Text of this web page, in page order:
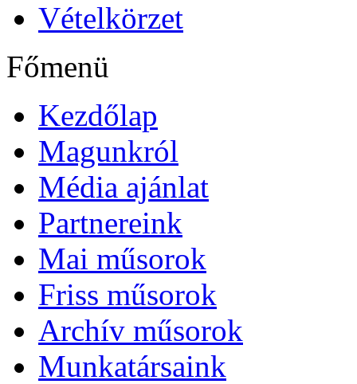
Vételkörzet
Főmenü
Kezdőlap
Magunkról
Média ajánlat
Partnereink
Mai műsorok
Friss műsorok
Archív műsorok
Munkatársaink